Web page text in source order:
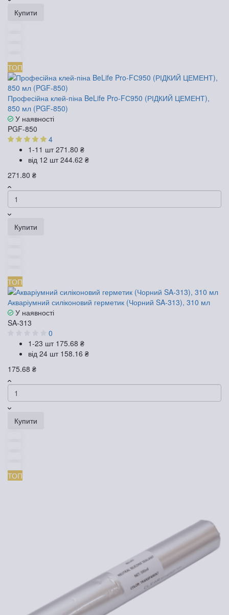
Купити
ТОП
Професійна клей-піна BeLife Pro-FС950 (РІДКИЙ ЦЕМЕНТ),
850 мл (PGF-850)
У наявності
PGF-850
4
1-11 шт271.80 ₴
від 12 шт244.62 ₴
271.80 ₴
Купити
ТОП
Акваріумний силіконовий герметик (Чорний SA-313), 310 мл
У наявності
SA-313
0
1-23 шт 175.68 ₴
від 24 шт 158.16 ₴
175.68 ₴
Купити
ТОП